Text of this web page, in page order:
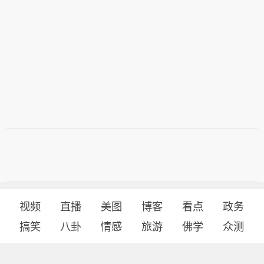
视频 直播 美图 博客 看点
政务
搞笑
八卦 情感 旅游 佛学 众测